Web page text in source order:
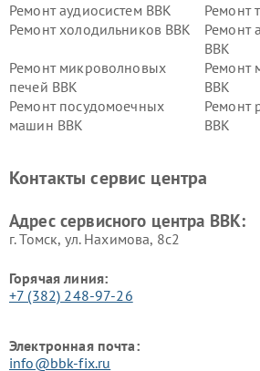
Ремонт аудиосистем BBK
Ремонт
Ремонт холодильников BBK
Ремонт
BBK
Ремонт микроволновых
печей BBK
Ремонт
BBK
Ремонт посудомоечных
машин BBK
Ремонт
BBK
Ремонт винных шкафов BBK
Контакты сервис центра
Адрес сервисного центра BBK:
г. Томск, ул. Нахимова, 8с2
Горячая линия:
+7 (382) 248-97-26
Электронная почта:
info@bbk-fix.ru